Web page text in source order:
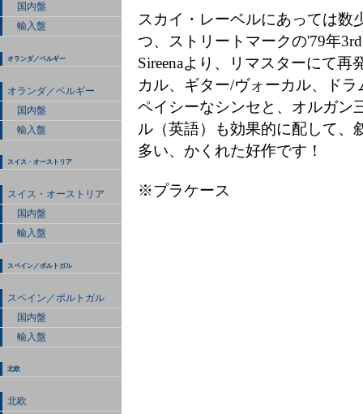
国内盤
輸入盤
オランダ／ベルギー
オランダ／ベルギー
国内盤
輸入盤
スイス・オーストリア
スイス・オーストリア
国内盤
輸入盤
スペイン／ポルトガル
スペイン／ポルトガル
国内盤
輸入盤
北欧
北欧
スカイ・レーベルにあっては数
つ、ストリートマークの'79年
Sireenaより、リマスターにて
カル、ギター/ヴォーカル、ド
ペイシーなシンセと、オルガン
ル（英語）も効果的に配して、
多い、かくれた好作です！
※プラケース